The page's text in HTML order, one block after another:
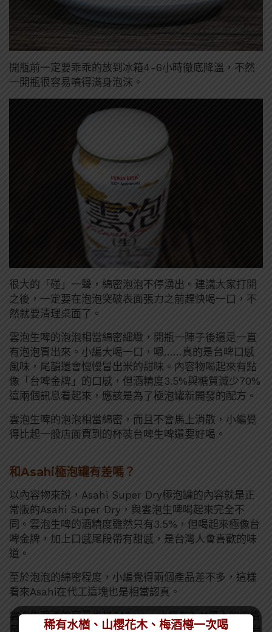
開瓶前一定要乖乖的放到冰箱4-6小時徹底降溫，不然
一開瓶很容易噴得滿身泡沫。
很大的「碰」一聲，綿密泡泡不停湧出。建議大家打開
之後，一定要在泡泡突破表面張力之前趕快喝一口，不
然就要清理桌面了。
雲泡生啤的泡泡相當綿密細緻，開瓶一陣子後還是一直
有泡泡冒出來。小編大喝一口，嗯……真的是台啤口感
風味，尾韻還會慢慢冒出米的甜味。內容物喝起來有點
像「台啤金牌」的口感，但酒精度3.5%與糖質減少70%
這兩個訊息看起來，應該是為了極泡罐新開發的配方。
雲泡生啤的泡泡相當綿密，而且不會馬上消散，小編覺
得比起一般店面買到的杯裝台啤生啤還要好喝。
和Asahi極泡罐有差嗎？
以內容物來說，Asahi Super Dry極泡罐的內容就是正
常版的Asahi Super Dry，與雲泡生啤喝起來完全不
同。雲泡生啤的酒精度雖然只有3.5%，但喝起來極像台
啤金牌，加上口感尾段帶有甜感，是台灣人會喜歡的味
道。
至於泡泡的綿密程度，小編覺得兩個產品差不多，這樣
看來Asahi在代工這塊也是相當認真。
雲泡生啤酒的容量也是340mL，小編在7-11購入的價格
稀有水楢、山櫻花木、梅酒樽一次喝